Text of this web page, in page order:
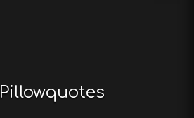
Pillowquotes